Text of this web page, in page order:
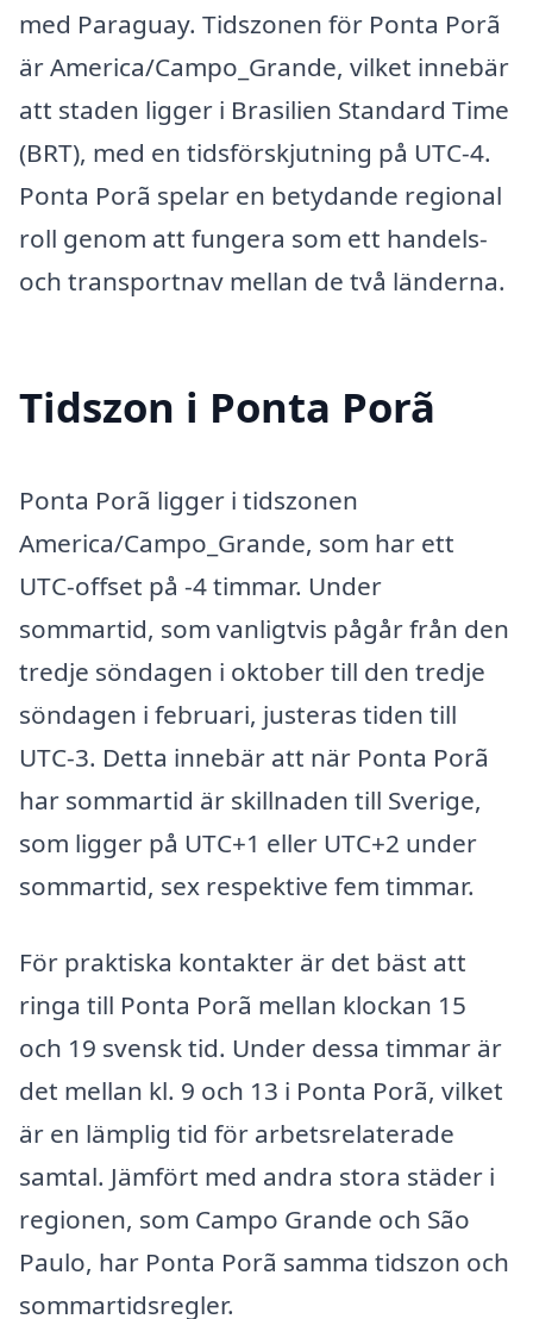
med Paraguay. Tidszonen för Ponta Porã
är America/Campo_Grande, vilket innebär
att staden ligger i Brasilien Standard Time
(BRT), med en tidsförskjutning på UTC-4.
Ponta Porã spelar en betydande regional
roll genom att fungera som ett handels-
och transportnav mellan de två länderna.
Tidszon i Ponta Porã
Ponta Porã ligger i tidszonen
America/Campo_Grande, som har ett
UTC-offset på -4 timmar. Under
sommartid, som vanligtvis pågår från den
tredje söndagen i oktober till den tredje
söndagen i februari, justeras tiden till
UTC-3. Detta innebär att när Ponta Porã
har sommartid är skillnaden till Sverige,
som ligger på UTC+1 eller UTC+2 under
sommartid, sex respektive fem timmar.
För praktiska kontakter är det bäst att
ringa till Ponta Porã mellan klockan 15
och 19 svensk tid. Under dessa timmar är
det mellan kl. 9 och 13 i Ponta Porã, vilket
är en lämplig tid för arbetsrelaterade
samtal. Jämfört med andra stora städer i
regionen, som Campo Grande och São
Paulo, har Ponta Porã samma tidszon och
sommartidsregler.